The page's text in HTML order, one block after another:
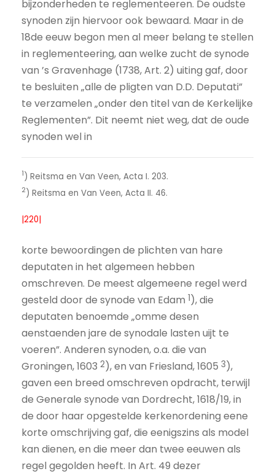
bijzonderheden te reglementeeren. De oudste
synoden zijn hiervoor ook bewaard. Maar in de
18de eeuw begon men al meer belang te stellen
in reglementeering, aan welke zucht de synode
van ’s Gravenhage (1738, Art. 2) uiting gaf, door
te besluiten „alle de pligten van D.D. Deputati”
te verzamelen „onder den titel van de Kerkelijke
Reglementen”. Dit neemt niet weg, dat de oude
synoden wel in
1) Reitsma en Van Veen, Acta I. 203.
2) Reitsma en Van Veen, Acta II. 46.
|220|
korte bewoordingen de plichten van hare
deputaten in het algemeen hebben
omschreven. De meest algemeene regel werd
gesteld door de synode van Edam 1), die
deputaten benoemde „omme desen
aenstaenden jare de synodale lasten uijt te
voeren”. Anderen synoden, o.a. die van
Groningen, 1603 2), en van Friesland, 1605 3),
gaven een breed omschreven opdracht, terwijl
de Generale synode van Dordrecht, 1618/19, in
de door haar opgestelde kerkenordening eene
korte omschrijving gaf, die eenigszins als model
kan dienen, en die meer dan twee eeuwen als
regel gegolden heeft. In Art. 49 dezer